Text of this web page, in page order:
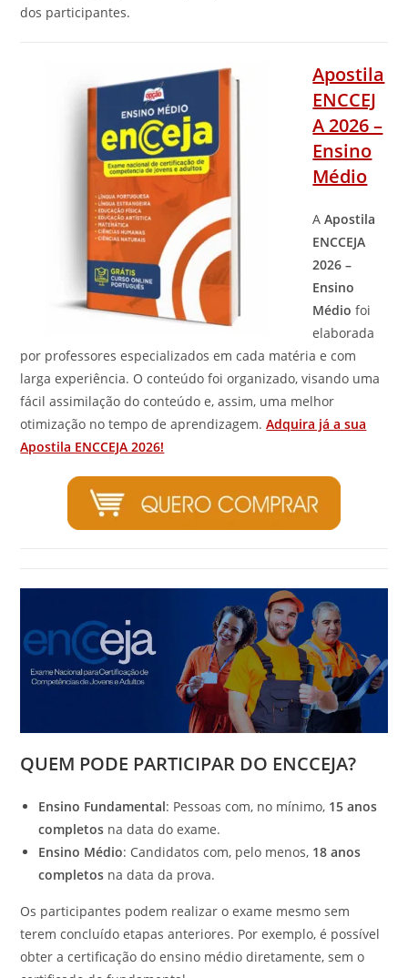
dos participantes.
Apostila
ENCCEJ
A 2026 –
Ensino
Médio
AApostila
ENCCEJA
2026 –
Ensino
Médio foi
elaborada
por professores especializados em cada matéria e com
larga experiência. O conteúdo foi organizado, visando uma
fácil assimilação do conteúdo e, assim, uma melhor
otimização no tempo de aprendizagem.Adquira já a sua
Apostila ENCCEJA 2026!
QUEM PODE PARTICIPAR DO ENCCEJA?
Ensino Fundamental: Pessoas com, no mínimo, 15 anos
completos na data do exame.
Ensino Médio: Candidatos com, pelo menos, 18 anos
completos na data da prova.
Os participantes podem realizar o exame mesmo sem
terem concluído etapas anteriores. Por exemplo, é possível
obter a certificação do ensino médio diretamente, sem o